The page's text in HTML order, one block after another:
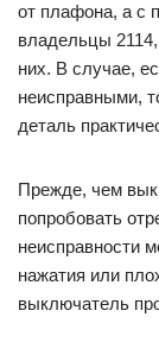
от плафона, а с
владельцы
них. В случае,
неисправными,
деталь
Прежде, чем
попробовать
неисправности
нажатия или
выключатель